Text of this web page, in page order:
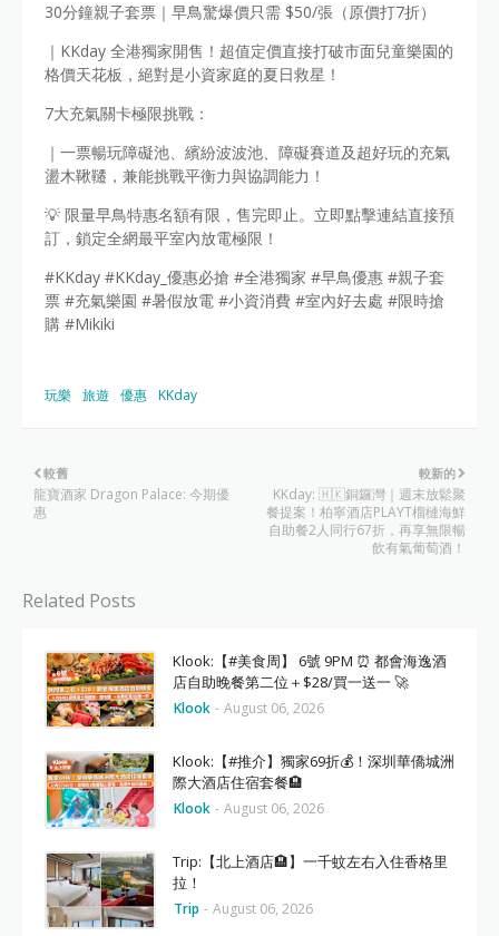
30分鐘親子套票｜早鳥驚爆價只需 $50/張（原價打7折）
｜KKday 全港獨家開售！超值定價直接打破市面兒童樂園的
格價天花板，絕對是小資家庭的夏日救星！
7大充氣關卡極限挑戰：
｜一票暢玩障礙池、繽紛波波池、障礙賽道及超好玩的充氣
盪木鞦韆，兼能挑戰平衡力與協調能力！
💡 限量早鳥特惠名額有限，售完即止。立即點擊連結直接預
訂，鎖定全網最平室內放電極限！
#KKday #KKday_優惠必搶 #全港獨家 #早鳥優惠 #親子套
票 #充氣樂園 #暑假放電 #小資消費 #室內好去處 #限時搶
購 #Mikiki
玩樂 旅遊 優惠 KKday
較新的
KKday: 🇭🇰銅鑼灣｜週末放鬆聚
餐提案！柏寧酒店PLAYT榴槤海鮮
自助餐2人同行67折，再享無限暢
飲有氣葡萄酒！
較舊
龍寶酒家 Dragon Palace: 今期優
惠
Related Posts
Klook:【#美食周】 6號 9PM ⏰ 都會海逸酒
店自助晚餐第二位＋$28/買一送一 🚀
Klook - August 06, 2026
Klook:【#推介】獨家69折💰！深圳華僑城洲
際大酒店住宿套餐🏨
Klook - August 06, 2026
Trip:【北上酒店🏨】一千蚊左右入住香格里
拉！
Trip - August 06, 2026